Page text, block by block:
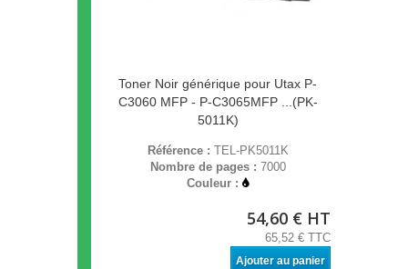
Toner Noir générique pour Utax P-
C3060 MFP - P-C3065MFP ...(PK-
5011K)
Référence : TEL-PK5011K
Nombre de pages : 7000
Couleur :
54,60 € HT
65,52 € TTC
Ajouter au panier